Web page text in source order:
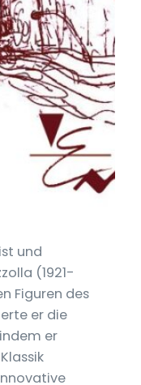
und
(1921-
Figuren des
er die
er